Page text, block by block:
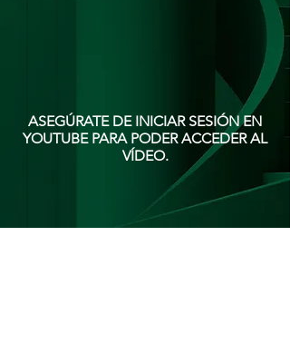
ASEGÚRATE DE INICIAR SESIÓN EN
YOUTUBE PARA PODER ACCEDER AL
VÍDEO.